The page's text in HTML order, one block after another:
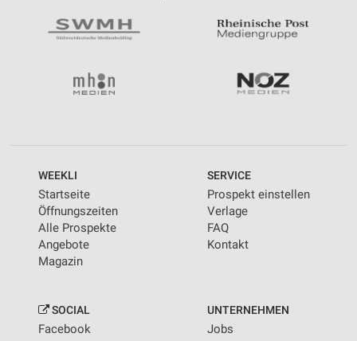
WEEKLI
Startseite
Öffnungszeiten
Alle Prospekte
Angebote
Magazin
SERVICE
Prospekt einstellen
Verlage
FAQ
Kontakt
SOCIAL
Facebook
UNTERNEHMEN
Jobs